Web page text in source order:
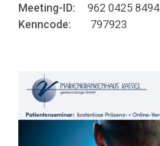
Meeting-ID: 962 0425 8494
Kenncode: 797923